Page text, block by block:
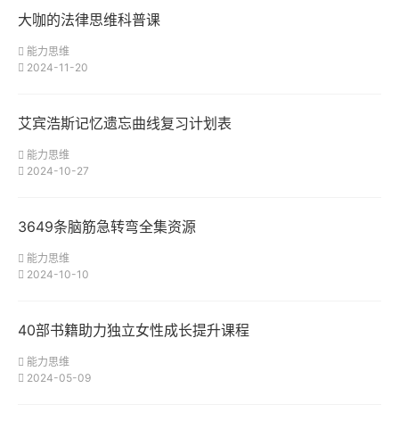
大咖的法律思维科普课
能力思维
2024-11-20
艾宾浩斯记忆遗忘曲线复习计划表
能力思维
2024-10-27
3649条脑筋急转弯全集资源
能力思维
2024-10-10
40部书籍助力独立女性成长提升课程
能力思维
2024-05-09